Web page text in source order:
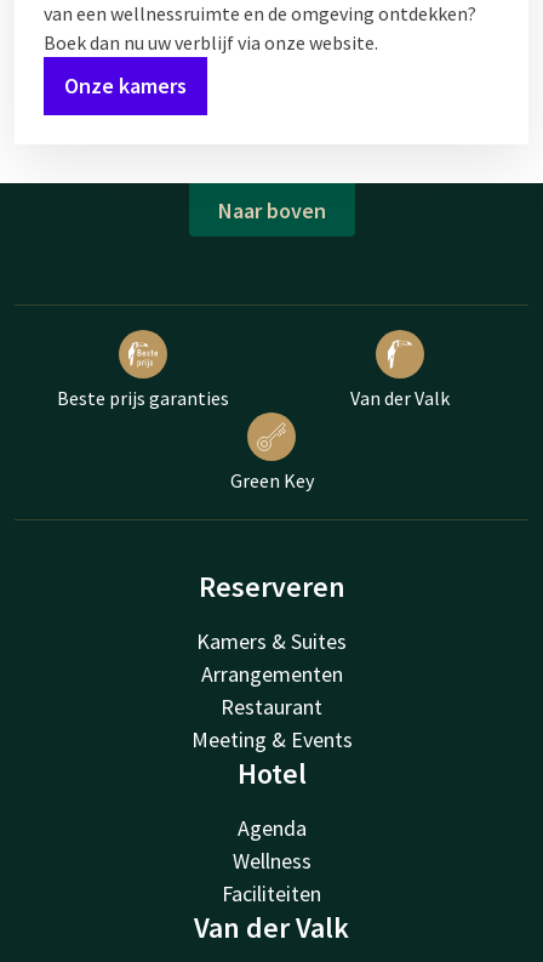
van een wellnessruimte en de omgeving ontdekken?
Boek dan nu uw verblijf via onze website.
Onze kamers
Naar boven
Beste prijs garanties Van der Valk
Green Key
Reserveren
Kamers & Suites
Arrangementen
Restaurant
Meeting & Events
Hotel
Agenda
Wellness
Faciliteiten
Van der Valk